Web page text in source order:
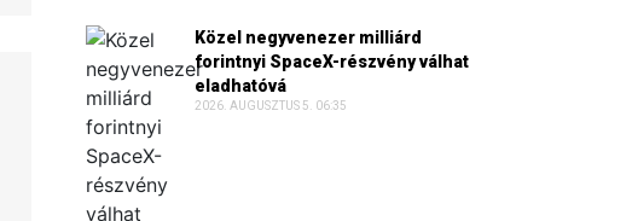
Közel negyvenezer milliárd
forintnyi SpaceX-részvény válhat
eladhatóvá
2026. AUGUSZTUS 5. 06:35